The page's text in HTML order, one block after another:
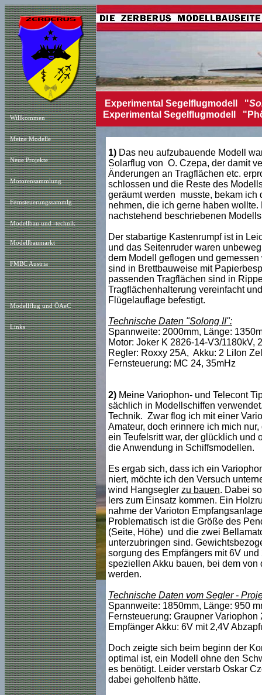
Willkommen
Meine Modelle
Neue Projekte
Motorensammlung
Fernsteuerungssammlg
Modellbau und -technik
Modellbaumarkt
FMBC Austria
Modellflug und ÖAeC
Links
Experimental Segelflugmodell "
Experimental Segelflugmodell
1) Das neu aufzubauende Modell
Solarflug von O. Czepa, der damit
Änderungen an Tragflächen etc.
schlossen und die Reste des
geräumt werden musste, bekam ich
nehmen, die ich gerne haben
nachstehend beschriebenen
Der stabartige Kastenrumpf ist in
und das Seitenruder waren
dem Modell geflogen und
sind in Brettbauweise mit
passenden Tragflächen sind in
Tragflächenhalterung vereinfacht
Flügelauflage befestigt.
Technische Daten "Solong II":
Spannweite: 2000mm, Länge:
Motor: Joker K 2826-14-V3/1180kV,
Regler: Roxxy 25A, Akku: 2 LiIon
Fernsteuerung: MC 24, 35mHz
2) Meine Variophon- und Telecont
sächlich in Modellschiffen
Technik. Zwar flog ich mit einer
Amateur, doch erinnere ich mich
ein Teufelsritt war, der glücklich und
die Anwendung in Schiffsmodellen.
Es ergab sich, dass ich ein
niert, möchte ich den Versuch
wind Hangsegler zu bauen. Dabei
lers zum Einsatz kommen. Ein
nahme der Varioton
Problematisch ist die Größe des
(Seite, Höhe) und die zwei
unterzubringen sind.
sorgung des Empfängers mit 6V
speziellen Akku bauen, bei dem
werden.
Technische Daten vom Segler -
Spannweite: 1850mm, Länge: 950
Fernsteuerung: Graupner
Empfänger Akku: 6V mit 2,4V
Doch zeigte sich beim beginn der
optimal ist, ein Modell ohne den
es benötigt. Leider verstarb Oskar
dabei geholfenb hätte.